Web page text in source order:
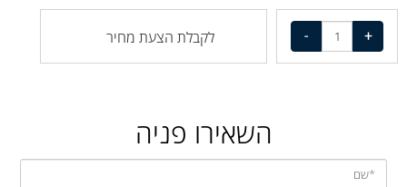
לקבלת הצעת מחיר
השאירו פניה